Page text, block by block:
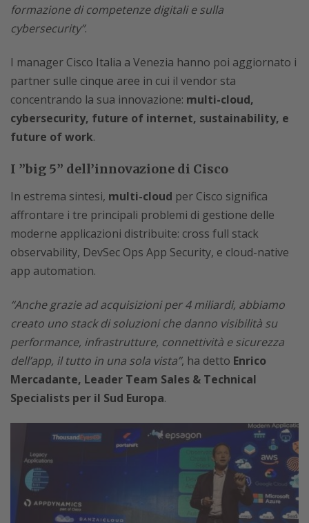
formazione di competenze digitali e sulla
cybersecurity”.
I manager Cisco Italia a Venezia hanno poi aggiornato i
partner sulle cinque aree in cui il vendor sta
concentrando la sua innovazione: multi-cloud,
cybersecurity, future of internet, sustainability, e
future of work.
I ”big 5” dell’innovazione di Cisco
In estrema sintesi, multi-cloud per Cisco significa
affrontare i tre principali problemi di gestione delle
moderne applicazioni distribuite: cross full stack
observability, DevSec Ops App Security, e cloud-native
app automation.
“Anche grazie ad acquisizioni per 4 miliardi, abbiamo
creato uno stack di soluzioni che danno visibilità su
performance, infrastrutture, connettività e sicurezza
dell’app, il tutto in una sola vista”, ha detto Enrico
Mercadante, Leader Team Sales & Technical
Specialists per il Sud Europa.